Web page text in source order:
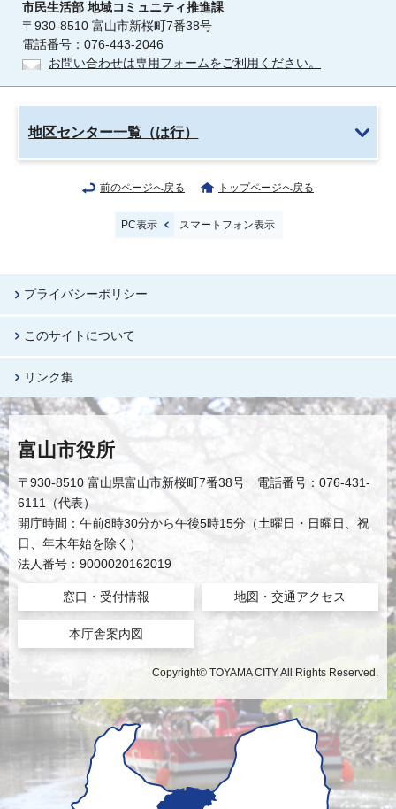
市民生活部 地域コミュニティ推進課
〒930-8510 富山市新桜町7番38号
電話番号：076-443-2046
お問い合わせは専用フォームをご利用ください。
地区センター一覧（は行）
前のページへ戻る トップページへ戻る
PC表示 スマートフォン表示
プライバシーポリシー
このサイトについて
リンク集
富山市役所
〒930-8510 富山県富山市新桜町7番38号 電話番号：076-431-
6111（代表）
開庁時間：午前8時30分から午後5時15分（土曜日・日曜日、祝
日、年末年始を除く）
法人番号：9000020162019
窓口・受付情報 地図・交通アクセス
本庁舎案内図
Copyright© TOYAMA CITY All Rights Reserved.